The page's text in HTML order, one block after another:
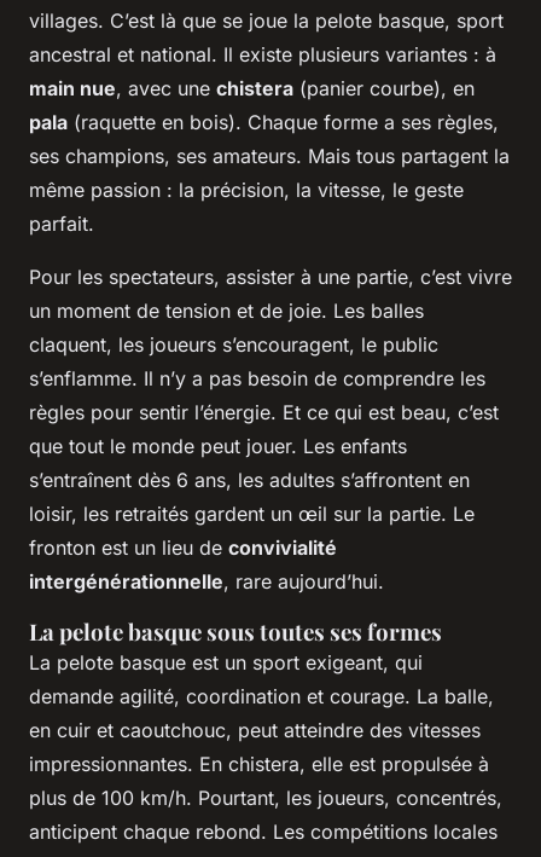
villages. C’est là que se joue la pelote basque, sport
ancestral et national. Il existe plusieurs variantes : à
main nue, avec une chistera (panier courbe), en
pala (raquette en bois). Chaque forme a ses règles,
ses champions, ses amateurs. Mais tous partagent la
même passion : la précision, la vitesse, le geste
parfait.
Pour les spectateurs, assister à une partie, c’est vivre
un moment de tension et de joie. Les balles
claquent, les joueurs s’encouragent, le public
s’enflamme. Il n’y a pas besoin de comprendre les
règles pour sentir l’énergie. Et ce qui est beau, c’est
que tout le monde peut jouer. Les enfants
s’entraînent dès 6 ans, les adultes s’affrontent en
loisir, les retraités gardent un œil sur la partie. Le
fronton est un lieu de convivialité
intergénérationnelle, rare aujourd’hui.
La pelote basque sous toutes ses formes
La pelote basque est un sport exigeant, qui
demande agilité, coordination et courage. La balle,
en cuir et caoutchouc, peut atteindre des vitesses
impressionnantes. En chistera, elle est propulsée à
plus de 100 km/h. Pourtant, les joueurs, concentrés,
anticipent chaque rebond. Les compétitions locales